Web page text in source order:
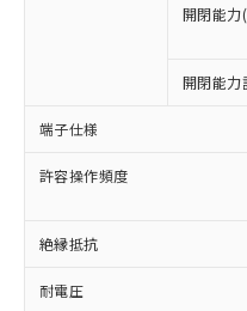
開閉能力
開閉能力
端子仕様
許容操作頻度
絶縁抵抗
耐電圧
本サービス
商品の当社
(税抜)を提
当社制御機
本サービス
ことをご了
在庫状況お
記載してい
タに基づき
準価格とは
調査・確認中：
非含有の対応状
非該当品：ライ
害物質有無と関
仕入先様の事情に
いたものが、含有
むを得ず変更する
*EU RoHS指令（10物質
鉛(Pb) 1000ppm以下、
六価クロム(Cr(Ⅵ))
「○」：最大均質
基準値以下であ
「×」：最大均質
基準値を超えてい
「－」：未確認で
当社は、こ
為替および
（以下｢規
または国外
国政府の輸
可)を取得す